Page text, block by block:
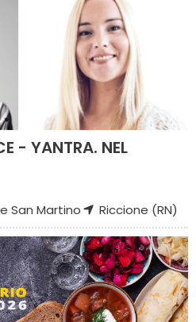
- YANTRA. NEL
San Martino
Riccione (RN)